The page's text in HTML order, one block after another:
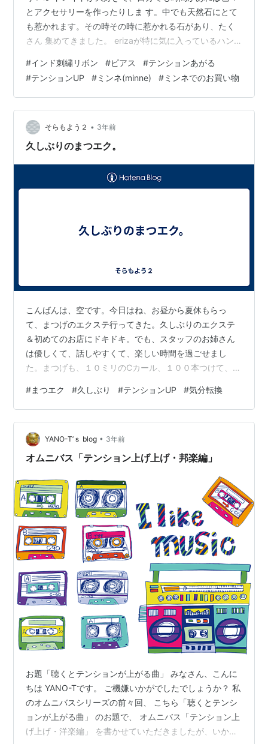
とアクセサリーを作ったりしま す。中でも天然石にとて
も惹かれます。その時その時に惹かれる石があり、たく
さん 集めてきました。 erizaが特に気に入っているハン
にminneを見ていたら初めて見るとても美しいリボンの
数々が目 に止まりました。 とにかく種類豊富で、手の込
んだ刺繍の美しいリボンたちが、私を見て～と叫んでい
る 感じ(^^♪ 心を奪われてしまった私は、何かひとつ買い
たいと物色し始めました。 こうなると、誰も止めれませ
ん。ってひとり暮ら…
#インド刺繡リボン #ピアス #テンションあがる
#テンションUP #ミンネ(minne) #ミンネでのお買い物
そらもよう２ • 3年前
久しぶりのまつエク。
こんばんは、空です。今日はね、お昼から夏休もらっ
て、まつげのエクステ行ってきた。久しぶりのエクステ
＆初めてのお店にドキドキ。でも、スタッフのお姉さん
は優しくて、話しやすくて、楽しい時間を過ごせまし
た。まつげも、１０ミリのCカール、１００本つけて、い
ね。とっても良い気分転換にもなりました。また、行き
たいな♪
#まつエク #久しぶり #テンションUP #気分転換
YANO-T’ｓ blog • 3年前
オムニバス「テンション上げ上げ・邦楽編」
お題「聴くとテンションが上がる曲」 みなさん、こんに
ちは YANO-Tです。 ご機嫌いかがでしたでしょうか？ 私
のオムニバスシリーズの前々回、 こちら「聴くとテンシ
ョンが上がる曲」 のお題で、 オムニバス「テンション上
げ上げ・洋楽編」 を書かせていただきましたが、いかが